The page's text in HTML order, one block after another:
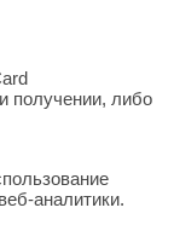
получении, либо
аналитики.